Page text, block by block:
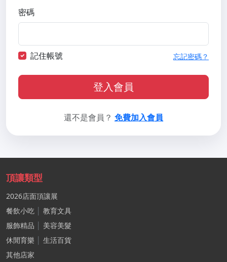
密碼
記住帳號 忘記密碼？
登入會員
還不是會員？ 免費加入會員
頂讓類型
2026店面頂讓展
餐飲小吃
教育文具
服飾精品
美容美髮
休閒育樂
生活百貨
其他店家